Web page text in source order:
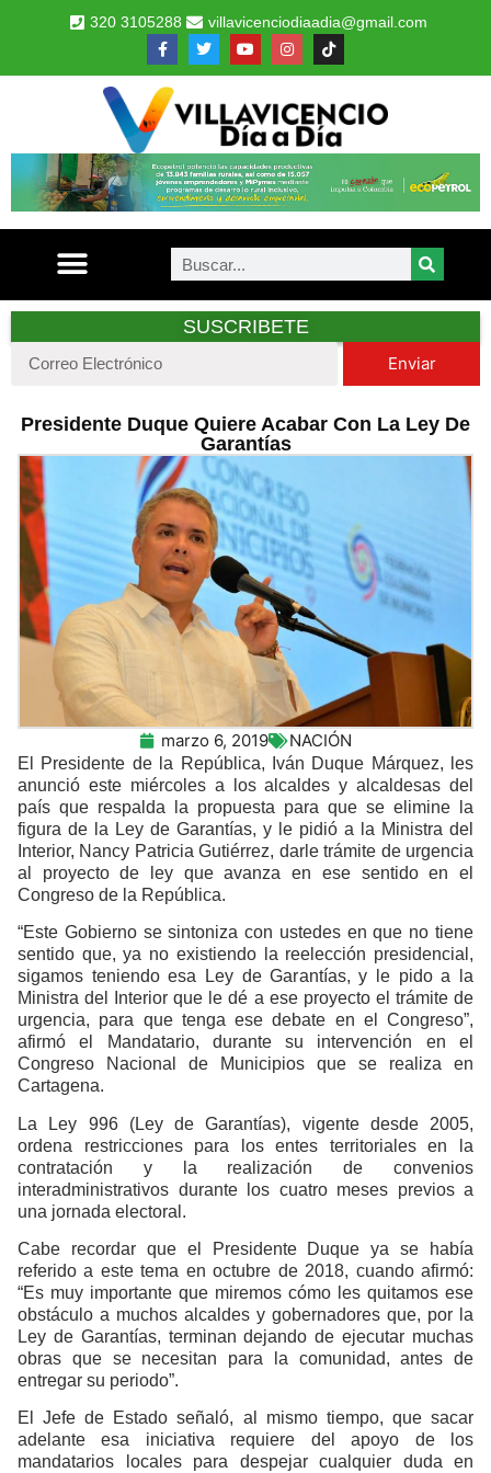
320 3105288 villavicenciodiaadia@gmail.com
SUSCRIBETE
Enviar
Presidente Duque Quiere Acabar Con La Ley De
Garantías
marzo 6, 2019 NACIÓN
El Presidente de la República, Iván Duque Márquez, les
anunció este miércoles a los alcaldes y alcaldesas del
país que respalda la propuesta para que se elimine la
figura de la Ley de Garantías, y le pidió a la Ministra del
Interior, Nancy Patricia Gutiérrez, darle trámite de urgencia
al proyecto de ley que avanza en ese sentido en el
Congreso de la República.
“Este Gobierno se sintoniza con ustedes en que no tiene
sentido que, ya no existiendo la reelección presidencial,
sigamos teniendo esa Ley de Garantías, y le pido a la
Ministra del Interior que le dé a ese proyecto el trámite de
urgencia, para que tenga ese debate en el Congreso”,
afirmó el Mandatario, durante su intervención en el
Congreso Nacional de Municipios que se realiza en
Cartagena.
La Ley 996 (Ley de Garantías), vigente desde 2005,
ordena restricciones para los entes territoriales en la
contratación y la realización de convenios
interadministrativos durante los cuatro meses previos a
una jornada electoral.
Cabe recordar que el Presidente Duque ya se había
referido a este tema en octubre de 2018, cuando afirmó:
“Es muy importante que miremos cómo les quitamos ese
obstáculo a muchos alcaldes y gobernadores que, por la
Ley de Garantías, terminan dejando de ejecutar muchas
obras que se necesitan para la comunidad, antes de
entregar su periodo”.
El Jefe de Estado señaló, al mismo tiempo, que sacar
adelante esa iniciativa requiere del apoyo de los
mandatarios locales para despejar cualquier duda en